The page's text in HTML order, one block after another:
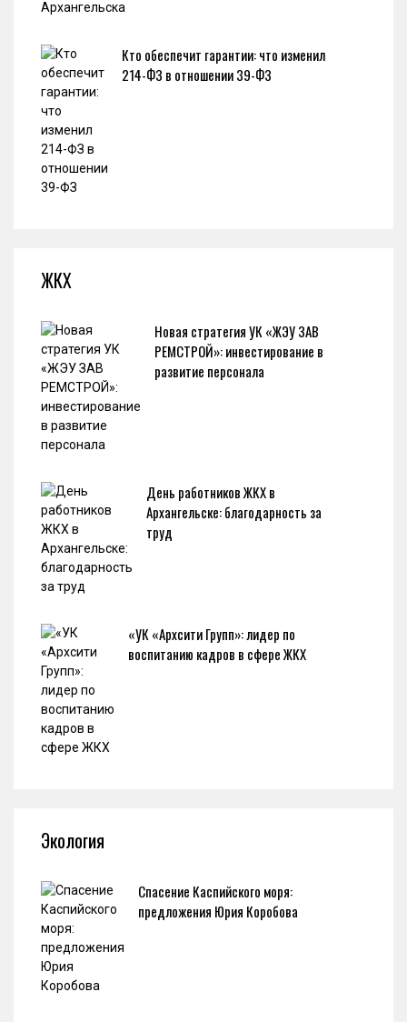
Кто обеспечит гарантии: что изменил
214-ФЗ в отношении 39-ФЗ
ЖКХ
Новая стратегия УК «ЖЭУ ЗАВ
РЕМСТРОЙ»: инвестирование в
развитие персонала
День работников ЖКХ в
Архангельске: благодарность за
труд
«УК «Архсити Групп»: лидер по
воспитанию кадров в сфере ЖКХ
Экология
Спасение Каспийского моря:
предложения Юрия Коробова